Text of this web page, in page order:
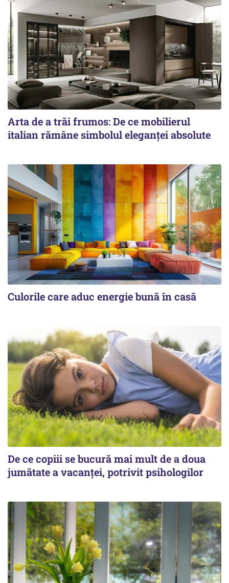
Arta de a trăi frumos: De ce mobilierul
italian rămâne simbolul eleganței absolute
Culorile care aduc energie bună în casă
De ce copiii se bucură mai mult de a doua
jumătate a vacanței, potrivit psihologilor